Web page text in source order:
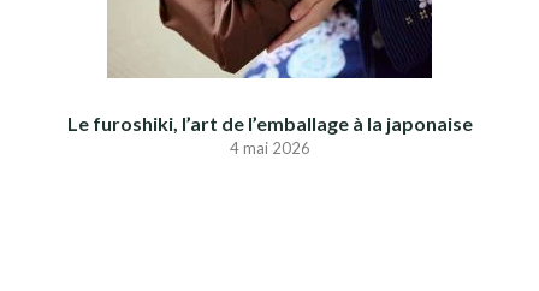
Le furoshiki, l’art de l’emballage à la japonaise
4 mai 2026